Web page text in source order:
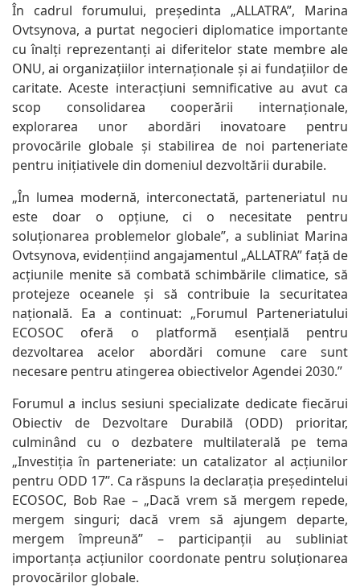
În cadrul forumului, președinta „ALLATRA”, Marina
Ovtsynova, a purtat negocieri diplomatice importante
cu înalți reprezentanți ai diferitelor state membre ale
ONU, ai organizațiilor internaționale și ai fundațiilor de
caritate. Aceste interacțiuni semnificative au avut ca
scop consolidarea cooperării internaționale,
explorarea unor abordări inovatoare pentru
provocările globale și stabilirea de noi parteneriate
pentru inițiativele din domeniul dezvoltării durabile.
„În lumea modernă, interconectată, parteneriatul nu
este doar o opțiune, ci o necesitate pentru
soluționarea problemelor globale”, a subliniat Marina
Ovtsynova, evidențiind angajamentul „ALLATRA” față de
acțiunile menite să combată schimbările climatice, să
protejeze oceanele și să contribuie la securitatea
națională. Ea a continuat: „Forumul Parteneriatului
ECOSOC oferă o platformă esențială pentru
dezvoltarea acelor abordări comune care sunt
necesare pentru atingerea obiectivelor Agendei 2030.”
Forumul a inclus sesiuni specializate dedicate fiecărui
Obiectiv de Dezvoltare Durabilă (ODD) prioritar,
culminând cu o dezbatere multilaterală pe tema
„Investiția în parteneriate: un catalizator al acțiunilor
pentru ODD 17”. Ca răspuns la declarația președintelui
ECOSOC, Bob Rae – „Dacă vrem să mergem repede,
mergem singuri; dacă vrem să ajungem departe,
mergem împreună” – participanții au subliniat
importanța acțiunilor coordonate pentru soluționarea
provocărilor globale.